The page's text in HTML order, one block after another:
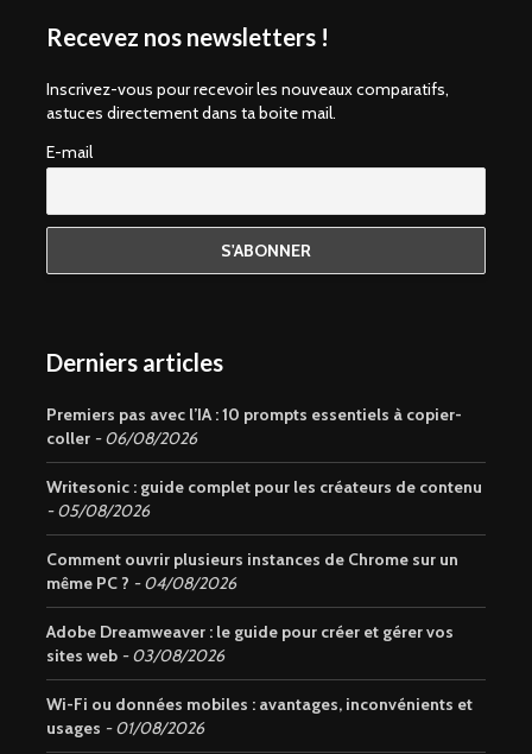
Recevez nos newsletters !
Inscrivez-vous pour recevoir les nouveaux comparatifs,
astuces directement dans ta boite mail.
E-mail
Derniers articles
Premiers pas avec l’IA : 10 prompts essentiels à copier-
coller
06/08/2026
Writesonic : guide complet pour les créateurs de contenu
05/08/2026
Comment ouvrir plusieurs instances de Chrome sur un
même PC ?
04/08/2026
Adobe Dreamweaver : le guide pour créer et gérer vos
sites web
03/08/2026
Wi-Fi ou données mobiles : avantages, inconvénients et
usages
01/08/2026